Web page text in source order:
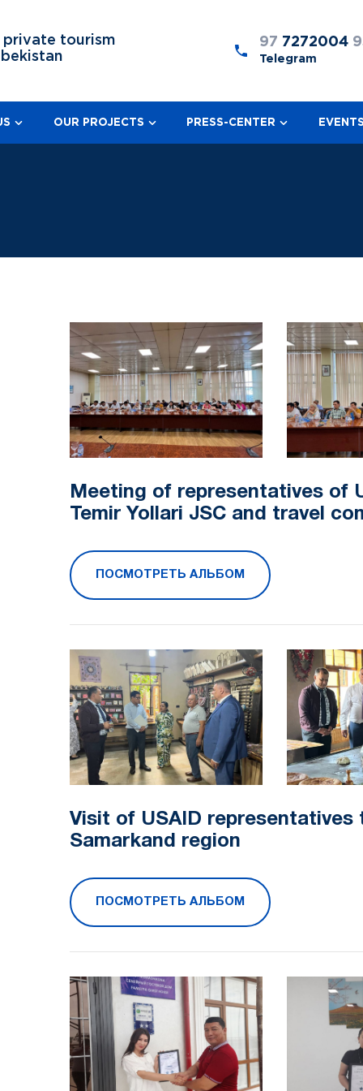
tourism
97 7272004
Telegram
OUR PROJECTS PRESS-CENTER
Meeting of representatives of
Temir Yollari JSC and travel
ПОСМОТРЕТЬ АЛЬБОМ
Visit of USAID representatives
Samarkand region
ПОСМОТРЕТЬ АЛЬБОМ